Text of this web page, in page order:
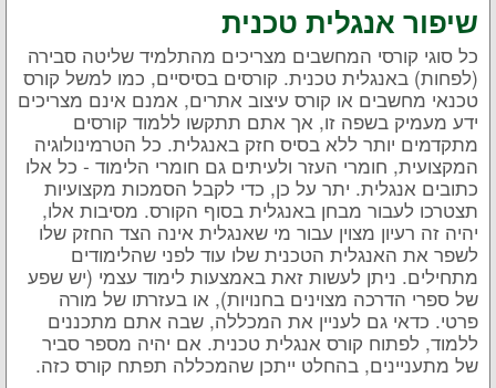
שיפור אנגלית טכנית
כל סוגי קורסי המחשבים מצריכים מהתלמיד שליטה סבירה
(לפחות) באנגלית טכנית. קורסים בסיסיים, כמו למשל קורס
טכנאי מחשבים או קורס עיצוב אתרים, אמנם אינם מצריכים
ידע מעמיק בשפה זו, אך אתם תתקשו ללמוד קורסים
מתקדמים יותר ללא בסיס חזק באנגלית. כל הטרמינולוגיה
המקצועית, חומרי העזר ולעיתים גם חומרי הלימוד - כל אלו
כתובים אנגלית. יתר על כן, כדי לקבל הסמכות מקצועיות
תצטרכו לעבור מבחן באנגלית בסוף הקורס. מסיבות אלו,
יהיה זה רעיון מצוין עבור מי שאנגלית אינה הצד החזק שלו
לשפר את האנגלית הטכנית שלו עוד לפני שהלימודים
מתחילים. ניתן לעשות זאת באמצעות לימוד עצמי (יש שפע
של ספרי הדרכה מצוינים בחנויות), או בעזרתו של מורה
פרטי. כדאי גם לעניין את המכללה, שבה אתם מתכננים
ללמוד, לפתוח קורס אנגלית טכנית. אם יהיה מספר סביר
של מתעניינים, בהחלט ייתכן שהמכללה תפתח קורס כזה.